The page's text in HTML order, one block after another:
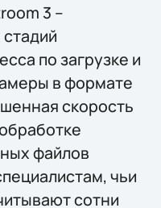
3 –
по загрузке и
в формате
скорость
файлов
чьи
сотни